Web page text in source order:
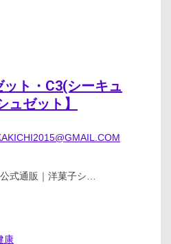
ト・C3(シーキュ
ゼット】
式通販｜洋菓子シ…
康